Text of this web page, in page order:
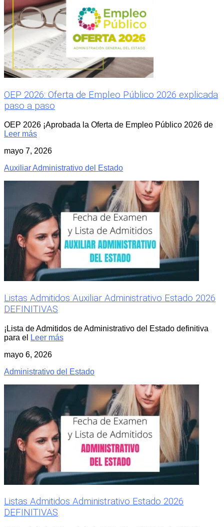
OEP 2026: Oferta de Empleo Público 2026 explicada
paso a paso
OEP 2026 ¡Aprobada la Oferta de Empleo Público 2026 de
Leer más
mayo 7, 2026
Auxiliar Administrativo del Estado
Listas Admitidos Auxiliar Administrativo Estado 2026
DEFINITIVAS
¡Lista de Admitidos de Administrativo del Estado definitiva
para el
Leer más
mayo 6, 2026
Administrativo del Estado
Listas Admitidos Administrativo Estado 2026
DEFINITIVAS